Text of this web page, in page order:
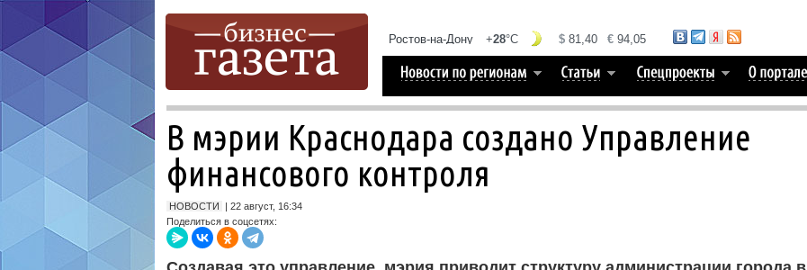
В мэрии Краснодара создано Управление
финансового контроля
НОВОСТИ
| 22 август, 16:34
Поделиться в соцсетях: